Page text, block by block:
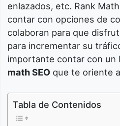
enlazados, etc. Rank
contar con opciones de
colaboran para que
para incrementar su
importante contar con un
math SEO que te oriente
Tabla de Contenidos